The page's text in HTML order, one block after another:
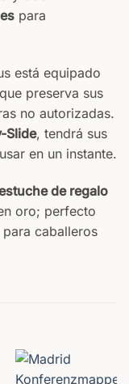
para
está equipado
preserva sus
no autorizadas.
Slide, tendrá sus
en un instante.
de regalo
oro; perfecto
caballeros